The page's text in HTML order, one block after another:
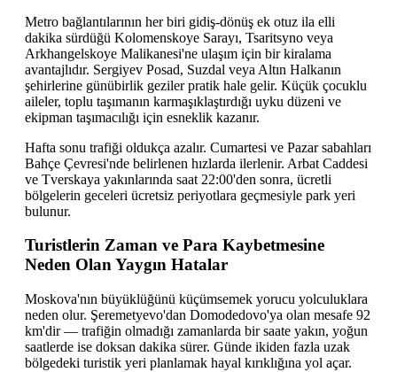
Metro bağlantılarının her biri gidiş-dönüş ek otuz ila elli
dakika sürdüğü Kolomenskoye Sarayı, Tsaritsyno veya
Arkhangelskoye Malikanesi'ne ulaşım için bir kiralama
avantajlıdır. Sergiyev Posad, Suzdal veya Altın Halkanın
şehirlerine günübirlik geziler pratik hale gelir. Küçük çocuklu
aileler, toplu taşımanın karmaşıklaştırdığı uyku düzeni ve
ekipman taşımacılığı için esneklik kazanır.
Hafta sonu trafiği oldukça azalır. Cumartesi ve Pazar sabahları
Bahçe Çevresi'nde belirlenen hızlarda ilerlenir. Arbat Caddesi
ve Tverskaya yakınlarında saat 22:00'den sonra, ücretli
bölgelerin geceleri ücretsiz periyotlara geçmesiyle park yeri
bulunur.
Turistlerin Zaman ve Para Kaybetmesine
Neden Olan Yaygın Hatalar
Moskova'nın büyüklüğünü küçümsemek yorucu yolculuklara
neden olur. Şeremetyevo'dan Domodedovo'ya olan mesafe 92
km'dir — trafiğin olmadığı zamanlarda bir saate yakın, yoğun
saatlerde ise doksan dakika sürer. Günde ikiden fazla uzak
bölgedeki turistik yeri planlamak hayal kırıklığına yol açar.